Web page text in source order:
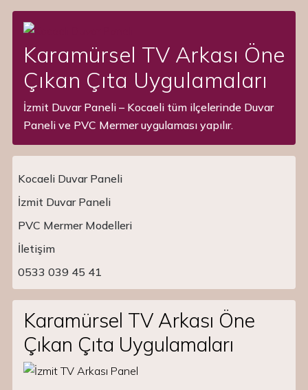
Karamürsel TV Arkası Öne
Çıkan Çıta Uygulamaları
İzmit Duvar Paneli – Kocaeli tüm ilçelerinde Duvar
Paneli ve PVC Mermer uygulaması yapılır.
Main Navigation
Kocaeli Duvar Paneli
İzmit Duvar Paneli
PVC Mermer Modelleri
İletişim
0533 039 45 41
Karamürsel TV Arkası Öne
Çıkan Çıta Uygulamaları